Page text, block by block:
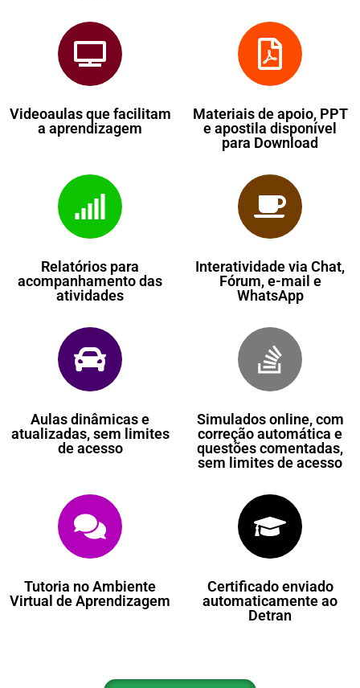
Videoaulas que facilitam
a aprendizagem
Materiais de apoio, PPT
e apostila disponível
para Download
Relatórios para
acompanhamento das
atividades
Interatividade via Chat,
Fórum, e-mail e
WhatsApp
Aulas dinâmicas e
atualizadas, sem limites
de acesso
Simulados online, com
correção automática e
questões comentadas,
sem limites de acesso
Tutoria no Ambiente
Virtual de Aprendizagem
Certificado enviado
automaticamente ao
Detran